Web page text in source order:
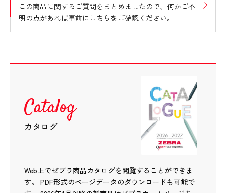
この商品に関するご質問をまとめましたので、何かご不
明の点があれば事前にこちらをご確認ください。
Catalog
カタログ
Web上でゼブラ商品カタログを閲覧することができま
す。 PDF形式のページデータのダウンロードも可能で